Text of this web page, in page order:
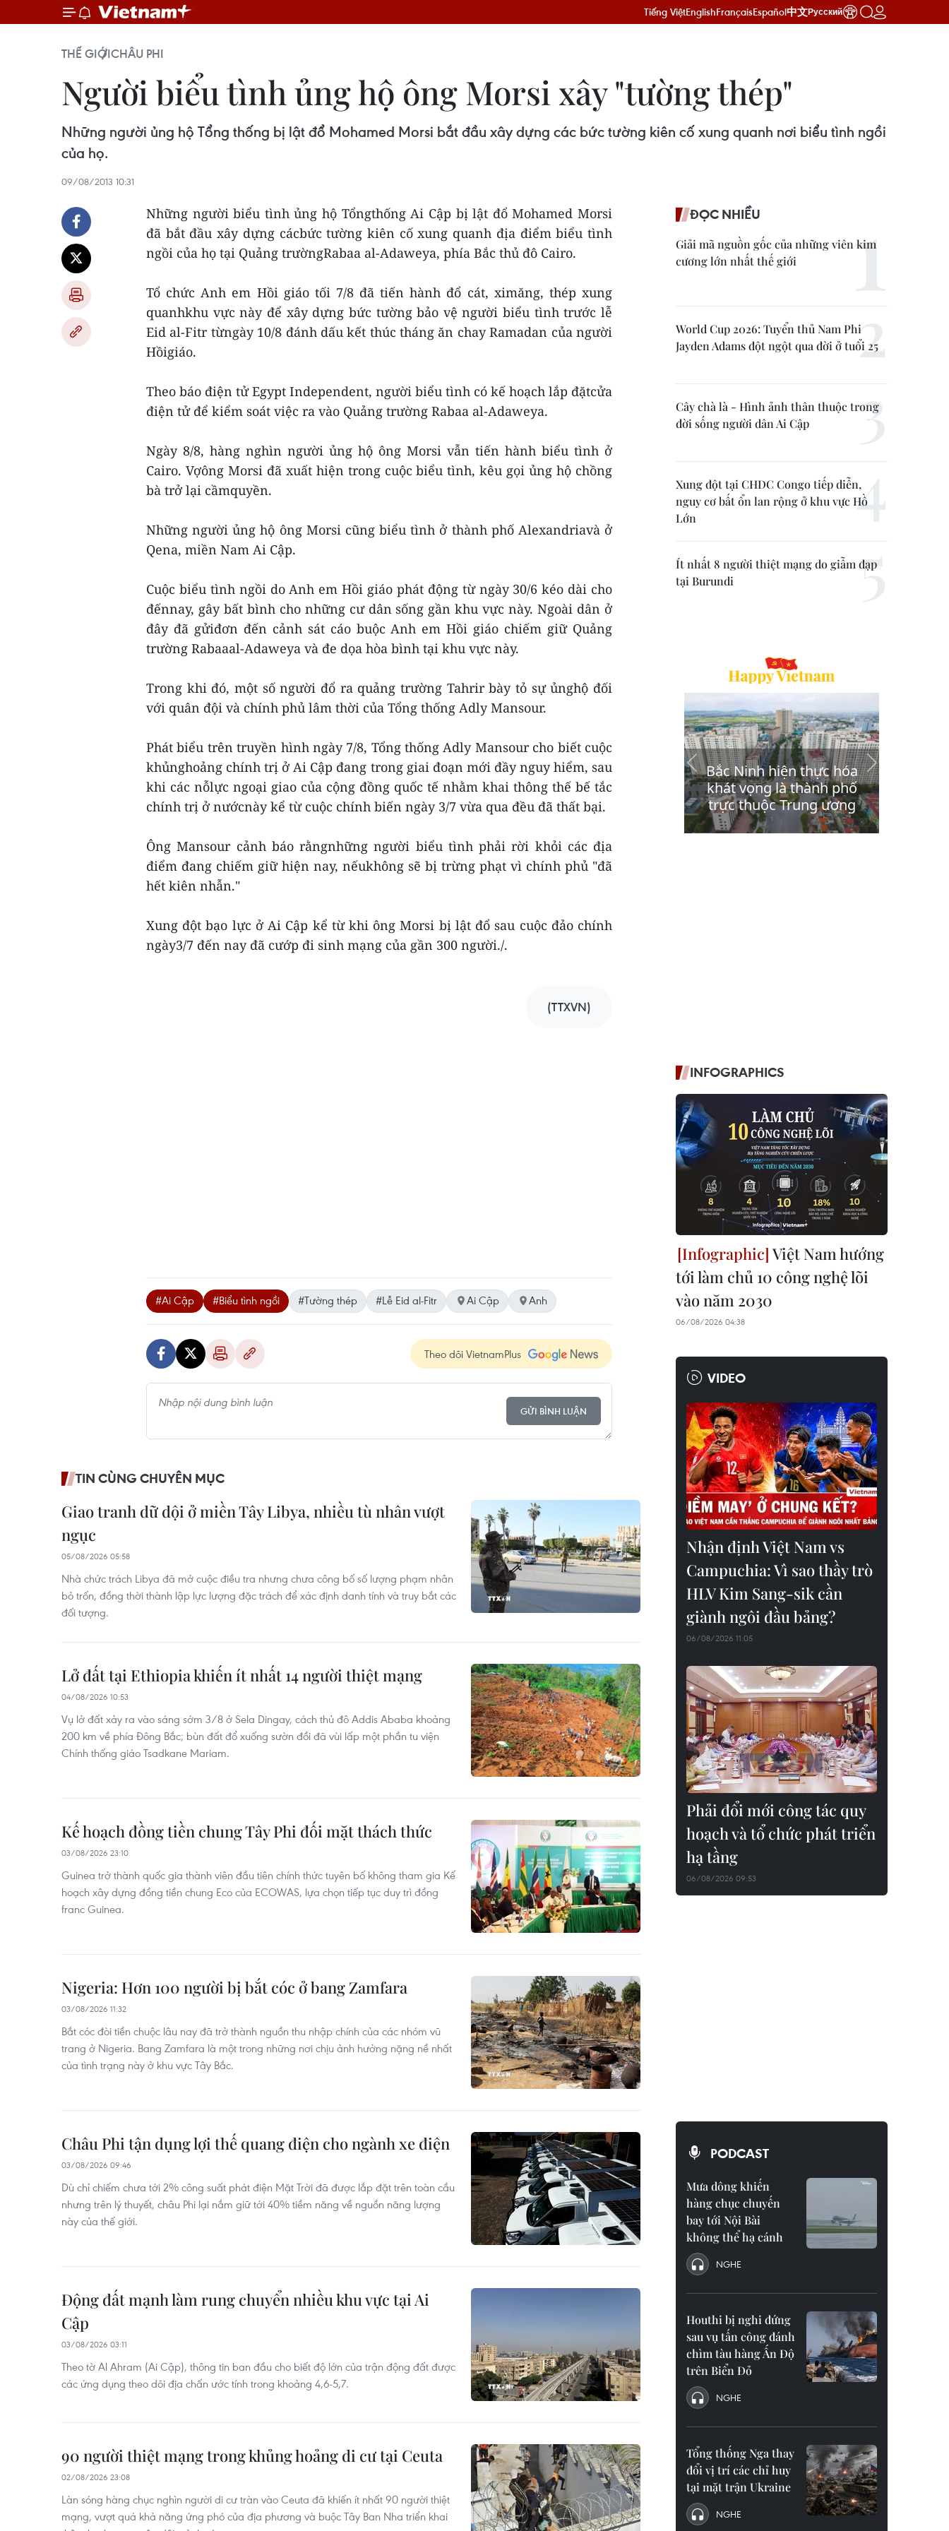
Tiếng ViệtEnglishFrançaisEspañol中文Русский
THẾ GIỚICHÂU PHI
Người biểu tình ủng hộ ông Morsi xây "tường thép"
Những người ủng hộ Tổng thống bị lật đổ Mohamed Morsi bắt đầu xây dựng các bức tường kiên cố xung quanh nơi biểu tình ngồi
của họ.
09/08/2013 10:31
Những người biểu tình ủng hộ Tổngthống Ai Cập bị lật đổ Mohamed Morsi
đã bắt đầu xây dựng cácbức tường kiên cố xung quanh địa điểm biểu tình
ngồi của họ tại Quảng trườngRabaa al-Adaweya, phía Bắc thủ đô Cairo.
Tổ chức Anh em Hồi giáo tối 7/8 đã tiến hành đổ cát, ximăng, thép xung
quanhkhu vực này để xây dựng bức tường bảo vệ người biểu tình trước lễ
Eid al-Fitr từngày 10/8 đánh dấu kết thúc tháng ăn chay Ramadan của người
Hồigiáo.
Theo báo điện tử Egypt Independent, người biểu tình có kế hoạch lắp đặtcửa
điện tử để kiểm soát việc ra vào Quảng trường Rabaa al-Adaweya.
Ngày 8/8, hàng nghìn người ủng hộ ông Morsi vẫn tiến hành biểu tình ở
Cairo. Vợông Morsi đã xuất hiện trong cuộc biểu tình, kêu gọi ủng hộ chồng
bà trở lại cầmquyền.
Những người ủng hộ ông Morsi cũng biểu tình ở thành phố Alexandriavà ở
Qena, miền Nam Ai Cập.
Cuộc biểu tình ngồi do Anh em Hồi giáo phát động từ ngày 30/6 kéo dài cho
đếnnay, gây bất bình cho những cư dân sống gần khu vực này. Ngoài dân ở
đây đã gửiđơn đến cảnh sát cáo buộc Anh em Hồi giáo chiếm giữ Quảng
trường Rabaaal-Adaweya và đe dọa hòa bình tại khu vực này.
Trong khi đó, một số người đổ ra quảng trường Tahrir bày tỏ sự ủnghộ đối
với quân đội và chính phủ lâm thời của Tổng thống Adly Mansour.
Phát biểu trên truyền hình ngày 7/8, Tổng thống Adly Mansour cho biết cuộc
khủnghoảng chính trị ở Ai Cập đang trong giai đoạn mới đầy nguy hiểm, sau
khi các nỗlực ngoại giao của cộng đồng quốc tế nhằm khai thông thế bế tắc
chính trị ở nướcnày kể từ cuộc chính biến ngày 3/7 vừa qua đều đã thất bại.
Ông Mansour cảnh báo rằngnhững người biểu tình phải rời khỏi các địa
điểm đang chiếm giữ hiện nay, nếukhông sẽ bị trừng phạt vì chính phủ "đã
hết kiên nhẫn."
Xung đột bạo lực ở Ai Cập kể từ khi ông Morsi bị lật đổ sau cuộc đảo chính
ngày3/7 đến nay đã cướp đi sinh mạng của gần 300 người./.
(TTXVN)
#Ai Cập #Biểu tình ngồi #Tường thép #Lễ Eid al-Fitr Ai Cập Anh
Theo dõi VietnamPlus
GỬI BÌNH LUẬN
TIN CÙNG CHUYÊN MỤC
Giao tranh dữ dội ở miền Tây Libya, nhiều tù nhân vượt
ngục
05/08/2026 05:58
Nhà chức trách Libya đã mở cuộc điều tra nhưng chưa công bố số lượng phạm nhân
bỏ trốn, đồng thời thành lập lực lượng đặc trách để xác định danh tính và truy bắt các
đối tượng.
Lở đất tại Ethiopia khiến ít nhất 14 người thiệt mạng
04/08/2026 10:53
Vụ lở đất xảy ra vào sáng sớm 3/8 ở Sela Dingay, cách thủ đô Addis Ababa khoảng
200 km về phía Đông Bắc; bùn đất đổ xuống sườn đồi đã vùi lấp một phần tu viện
Chính thống giáo Tsadkane Mariam.
Kế hoạch đồng tiền chung Tây Phi đối mặt thách thức
03/08/2026 23:10
Guinea trở thành quốc gia thành viên đầu tiên chính thức tuyên bố không tham gia Kế
hoạch xây dựng đồng tiền chung Eco của ECOWAS, lựa chọn tiếp tục duy trì đồng
franc Guinea.
Nigeria: Hơn 100 người bị bắt cóc ở bang Zamfara
03/08/2026 11:32
Bắt cóc đòi tiền chuộc lâu nay đã trở thành nguồn thu nhập chính của các nhóm vũ
trang ở Nigeria. Bang Zamfara là một trong những nơi chịu ảnh hưởng nặng nề nhất
của tình trạng này ở khu vực Tây Bắc.
Châu Phi tận dụng lợi thế quang điện cho ngành xe điện
03/08/2026 09:46
Dù chỉ chiếm chưa tới 2% công suất phát điện Mặt Trời đã được lắp đặt trên toàn cầu
nhưng trên lý thuyết, châu Phi lại nắm giữ tới 40% tiềm năng về nguồn năng lượng
này của thế giới.
Động đất mạnh làm rung chuyển nhiều khu vực tại Ai
Cập
03/08/2026 03:11
Theo tờ Al Ahram (Ai Cập), thông tin ban đầu cho biết độ lớn của trận động đất được
các ứng dụng theo dõi địa chấn ước tính trong khoảng 4,6-5,7.
90 người thiệt mạng trong khủng hoảng di cư tại Ceuta
02/08/2026 23:08
Làn sóng hàng chục nghìn người di cư tràn vào Ceuta đã khiến ít nhất 90 người thiệt
mạng, vượt quá khả năng ứng phó của địa phương và buộc Tây Ban Nha triển khai
ĐỌC NHIỀU
Giải mã nguồn gốc của những viên kim
cương lớn nhất thế giới
World Cup 2026: Tuyển thủ Nam Phi
Jayden Adams đột ngột qua đời ở tuổi 25
Cây chà là - Hình ảnh thân thuộc trong
đời sống người dân Ai Cập
Xung đột tại CHDC Congo tiếp diễn,
nguy cơ bất ổn lan rộng ở khu vực Hồ
Lớn
Ít nhất 8 người thiệt mạng do giẫm đạp
tại Burundi
INFOGRAPHICS
Việt Nam hướng
tới làm chủ 10 công nghệ lõi
vào năm 2030
06/08/2026 04:38
VIDEO
Nhận định Việt Nam vs
Campuchia: Vì sao thầy trò
HLV Kim Sang-sik cần
giành ngôi đầu bảng?
06/08/2026 11:05
Phải đổi mới công tác quy
hoạch và tổ chức phát triển
hạ tầng
06/08/2026 09:53
PODCAST
Mưa dông khiến
hàng chục chuyến
bay tới Nội Bài
không thể hạ cánh
NGHE
Houthi bị nghi đứng
sau vụ tấn công đánh
chìm tàu hàng Ấn Độ
trên Biển Đỏ
NGHE
Tổng thống Nga thay
đổi vị trí các chỉ huy
tại mặt trận Ukraine
NGHE